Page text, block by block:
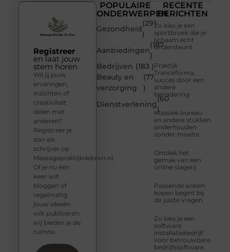
POPULAIRE
ONDERWERPEN
Gezondheid
(291
)
Aanbiedingen
(187
)
Bedrijven (183 )
Beauty en
verzorging
(77
)
Dienstverlening
(60
)
RECENTE
BERICHTEN
Zo kies je een
sportbroek die je
lichaam echt
ondersteunt
Praktijk
Tranceforma,
succes door een
andere
benadering
Klassiek bureau
en andere stukken
onderhouden
zonder moeite
Ontdek het
gemak van een
online slagerij
Passende wielen
kopen begint bij
de juiste vragen
Zo kies je een
software
installatiebedrijf
voor betrouwbare
bedrijfssoftware
Registreer
en laat jouw
stem horen
Wil jij jouw
ervaringen,
inzichten of
creativiteit
delen met
anderen?
Registreer je
dan als
schrijver op
Massagepraktijkdebron.nl.
Of je nu één
keer wilt
bloggen of
regelmatig
jouw ideeën
wilt publiceren:
wij bieden je de
ruimte.